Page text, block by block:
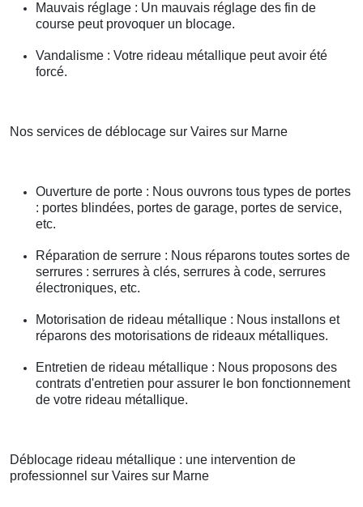
Mauvais réglage : Un mauvais réglage des fin de
course peut provoquer un blocage.
Vandalisme : Votre rideau métallique peut avoir été
forcé.
Nos services de déblocage sur Vaires sur Marne
Ouverture de porte : Nous ouvrons tous types de portes
: portes blindées, portes de garage, portes de service,
etc.
Réparation de serrure : Nous réparons toutes sortes de
serrures : serrures à clés, serrures à code, serrures
électroniques, etc.
Motorisation de rideau métallique : Nous installons et
réparons des motorisations de rideaux métalliques.
Entretien de rideau métallique : Nous proposons des
contrats d'entretien pour assurer le bon fonctionnement
de votre rideau métallique.
Déblocage rideau métallique : une intervention de
professionnel sur Vaires sur Marne